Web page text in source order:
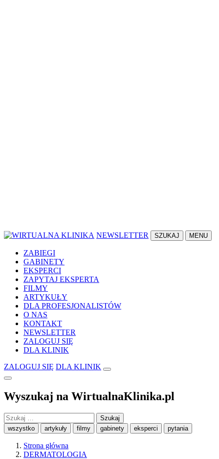
NEWSLETTER SZUKAJ MENU
ZABIEGI
GABINETY
EKSPERCI
ZAPYTAJ EKSPERTA
FILMY
ARTYKUŁY
DLA PROFESJONALISTÓW
O NAS
KONTAKT
NEWSLETTER
ZALOGUJ SIĘ
DLA KLINIK
ZALOGUJ SIĘ DLA KLINIK
Wyszukaj na WirtualnaKlinika.pl
Szukaj:
wszystko artykuły filmy gabinety eksperci pytania
Strona główna
DERMATOLOGIA